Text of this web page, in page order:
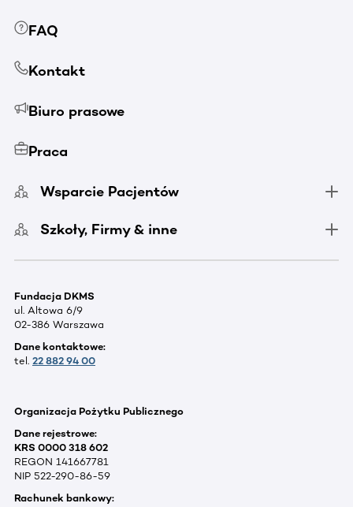
FAQ
Kontakt
Biuro prasowe
Praca
Wsparcie Pacjentów
Szkoły, Firmy & inne
Fundacja DKMS
ul. Altowa 6/9
02-386 Warszawa
Dane kontaktowe:
tel. 22 882 94 00
Organizacja Pożytku Publicznego
Dane rejestrowe:
KRS 0000 318 602
REGON 141667781
NIP 522-290-86-59
Rachunek bankowy: